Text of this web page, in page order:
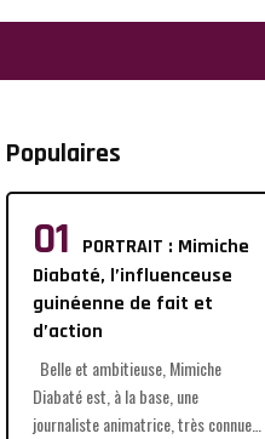
Populaires
PORTRAIT : Mimiche
Diabaté, l’influenceuse
guinéenne de fait et
d’action
Belle et ambitieuse, Mimiche
Diabaté est, à la base, une
journaliste animatrice, très connue…